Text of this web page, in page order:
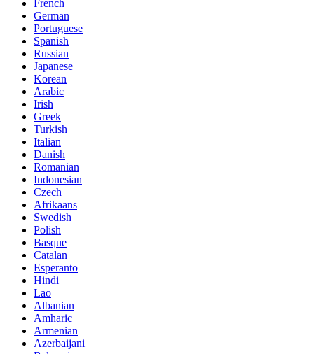
French
German
Portuguese
Spanish
Russian
Japanese
Korean
Arabic
Irish
Greek
Turkish
Italian
Danish
Romanian
Indonesian
Czech
Afrikaans
Swedish
Polish
Basque
Catalan
Esperanto
Hindi
Lao
Albanian
Amharic
Armenian
Azerbaijani